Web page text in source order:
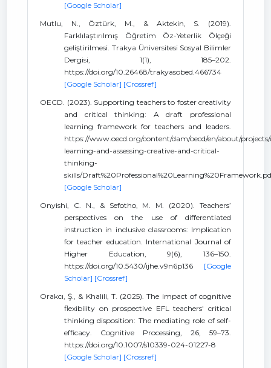
[Google Scholar]
Mutlu, N., Öztürk, M., & Aktekin, S. (2019).
Farklılaştırılmış Öğretim Öz-Yeterlik Ölçeği
geliştirilmesi. Trakya Üniversitesi Sosyal Bilimler
Dergisi, 1(1), 185–202.
https://doi.org/10.26468/trakyasobed.466734
[Google Scholar] [Crossref]
OECD. (2023). Supporting teachers to foster creativity
and critical thinking: A draft professional
learning framework for teachers and leaders.
https://www.oecd.org/content/dam/oecd/en/about/
learning-and-assessing-creative-and-critical-
thinking-
skills/
[Google Scholar]
Onyishi, C. N., & Sefotho, M. M. (2020). Teachers’
perspectives on the use of differentiated
instruction in inclusive classrooms: Implication
for teacher education. International Journal of
Higher Education, 9(6), 136–150.
https://doi.org/10.5430/ijhe.v9n6p136 [Google
Scholar] [Crossref]
Orakcı, Ş., & Khalili, T. (2025). The impact of cognitive
flexibility on prospective EFL teachers' critical
thinking disposition: The mediating role of self-
efficacy. Cognitive Processing, 26, 59–73.
https://doi.org/10.1007/s10339-024-01227-8
[Google Scholar] [Crossref]